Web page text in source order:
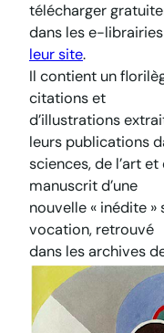
télécharger
dans les e-
leur site.
Il contient un
citations et
d’illustrations
leurs publications
sciences, de l’art
manuscrit d’une
nouvelle « inédite »
vocation, retrouvé
dans les archives